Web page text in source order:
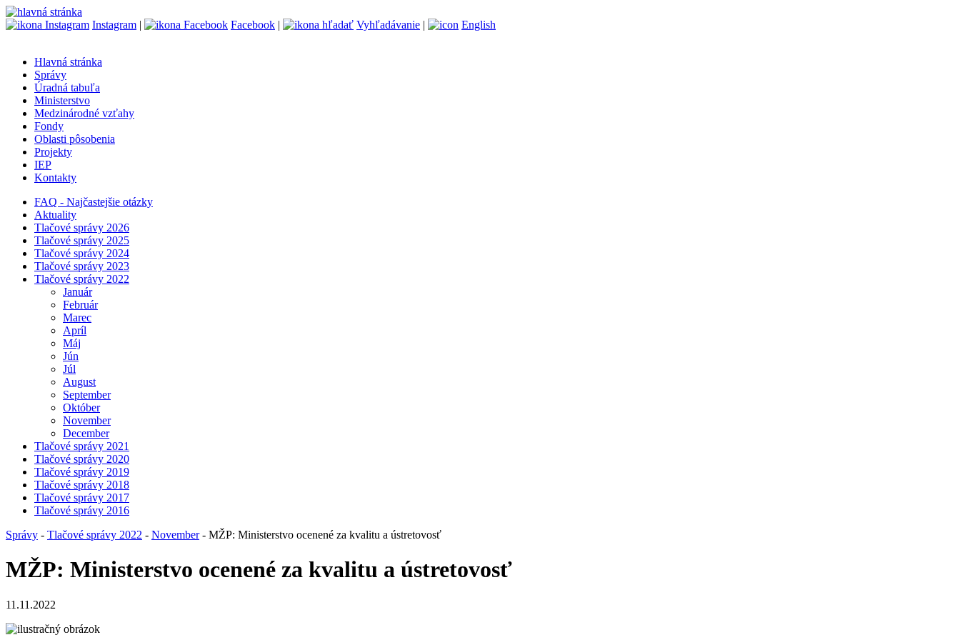
Instagram | Facebook | Vyhľadávanie | English
Hlavná stránka
Správy
Úradná tabuľa
Ministerstvo
Medzinárodné vzťahy
Fondy
Oblasti pôsobenia
Projekty
IEP
Kontakty
FAQ - Najčastejšie otázky
Aktuality
Tlačové správy 2026
Tlačové správy 2025
Tlačové správy 2024
Tlačové správy 2023
Tlačové správy 2022
Január
Február
Marec
Apríl
Máj
Jún
Júl
August
September
Október
November
December
Tlačové správy 2021
Tlačové správy 2020
Tlačové správy 2019
Tlačové správy 2018
Tlačové správy 2017
Tlačové správy 2016
Správy - Tlačové správy 2022 - November- MŽP: Ministerstvo ocenené za kvalitu a ústretovosť
MŽP: Ministerstvo ocenené za kvalitu a ústretovosť
11.11.2022